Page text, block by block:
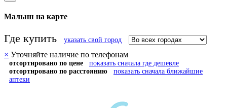
Малыш на карте
Где купить указать свой город
× Уточняйте наличие по телефонам
отсортировано по цене
показать сначала где дешевле
отсортировано по расстоянию
показать сначала ближайшие
аптеки